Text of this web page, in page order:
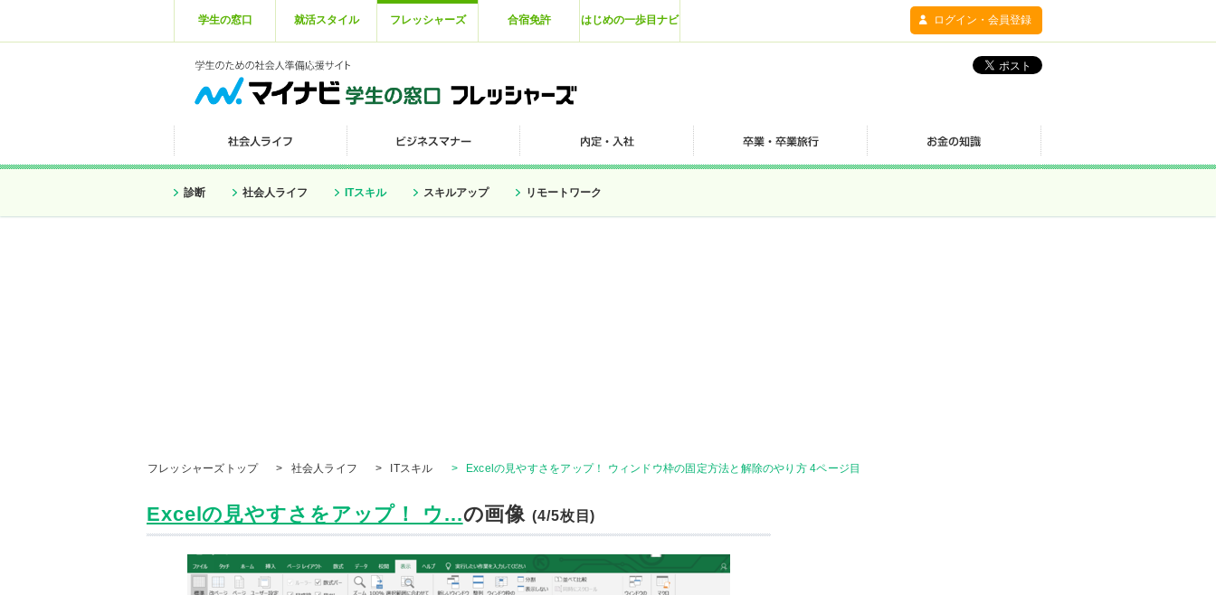
学生の窓口 就活スタイル フレッシャーズ 合宿免許 はじめの一歩目ナビ ログイン・会員登録
診断 社会人ライフ ITスキル スキルアップ リモートワーク
フレッシャーズトップ > 社会人ライフ > ITスキル > Excelの見やすさをアップ！ ウィンドウ枠の固定方法と解除のやり方 4ページ目
Excelの見やすさをアップ！ ウ...の画像(4/5枚目)